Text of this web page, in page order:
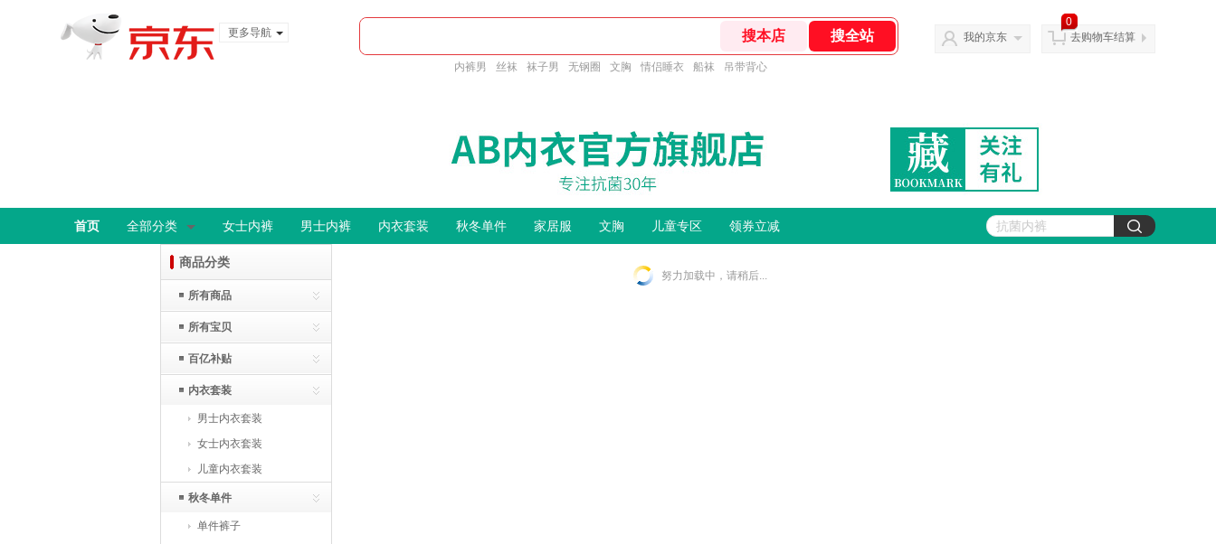
更多导航
内裤男 丝袜 袜子男 无钢圈 文胸 情侣睡衣 船袜 吊带背心
我的京东
0
去购物车结算
首页 全部分类 女士内裤 男士内裤 内衣套装 秋冬单件 家居服 文胸 儿童专区 领券立减
商品分类
所有商品
所有宝贝
百亿补贴
内衣套装
男士内衣套装
女士内衣套装
儿童内衣套装
秋冬单件
单件裤子
努力加载中，请稍后...